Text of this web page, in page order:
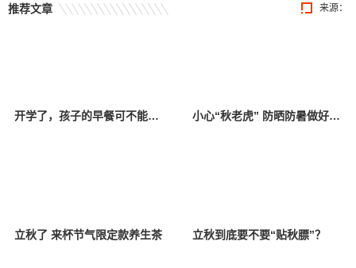
来源：
推荐文章
开学了，孩子的早餐可不能少了这几样！ 小心“秋老虎” 防晒防暑做好这几点
立秋了 来杯节气限定款养生茶 立秋到底要不要“贴秋膘”？